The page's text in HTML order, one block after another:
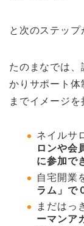
と次のステップ
たのまなでは、
かりサポート体
までイメージを
ネイルサ
ロンや会
に参加で
自宅開業
ラム」で
まだはっ
ーマンア